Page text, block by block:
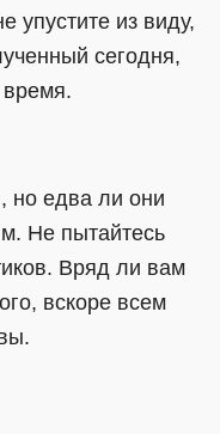
упустите из виду,
сегодня,
но едва ли они
Не пытайтесь
Вряд ли вам
вскоре всем